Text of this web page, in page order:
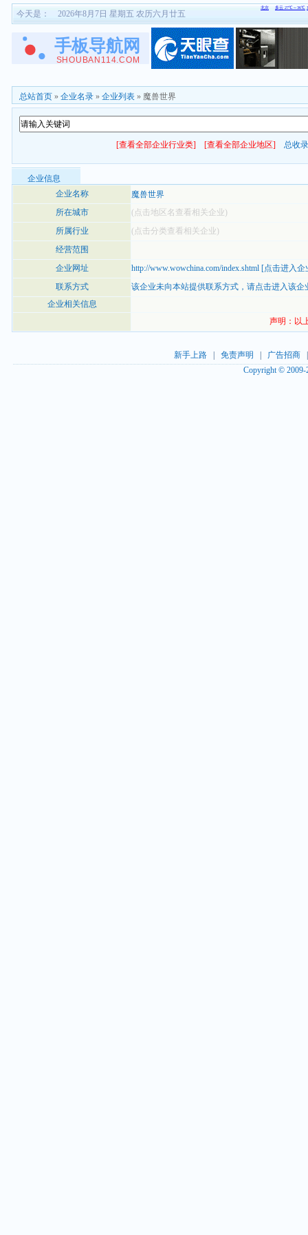
今天是： 2026年8月7日 星期五 农历六月廿五
总站首页 » 企业名录 » 企业列表 » 魔兽世界
[查看全部企业行业类] [查看全部企业地区] 总收
企业信息
企业名称
魔兽世界
所在城市
(点击地区名查看相关企业)
所属行业
(点击分类查看相关企业)
经营范围
企业网址
http://www.wowchina.com/index.shtml [点击进入企
联系方式
该企业未向本站提供联系方式， 请点击进入该企
企业相关信息
声明：以
新手上路| 免责声明 广告招商
Copyright ©